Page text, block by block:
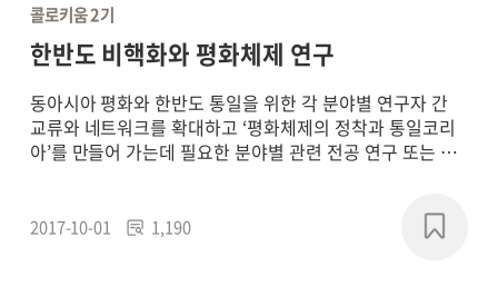
콜로키움 2기
한반도 비핵화와 평화체제 연구
동아시아 평화와 한반도 통일을 위한 각 분야별 연구자 간
교류와 네트워크를 확대하고 ‘평화체제의 정착과 통일코리
아’를 만들어 가는데 필요한 분야별 관련 전공 연구 또는 학
2017~2018년에 연구 프로젝트를 진행했습니다.
2017-10-01 1,190